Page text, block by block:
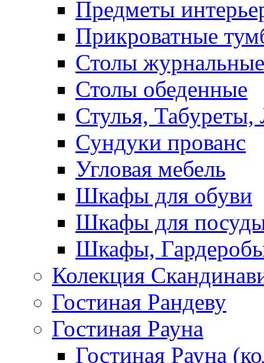
Предметы
Прикроватные
Столы журнальные
Столы обеденные
Стулья, Табуреты,
Сундуки прованс
Угловая мебель
Шкафы для обуви
Шкафы для
Шкафы,
Колекция
Гостиная Рандеву
Гостиная Рауна
Гостиная Рауна